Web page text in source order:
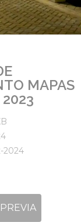
MAPAS
2023
2024